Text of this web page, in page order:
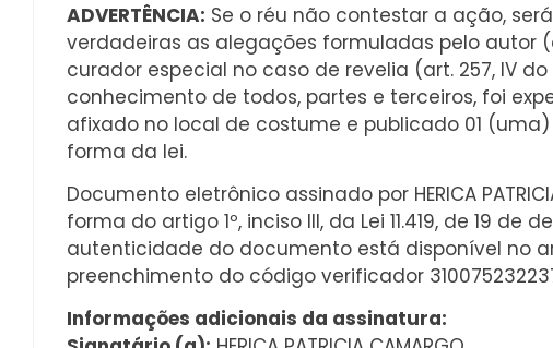
ADVERTÊNCIA: Se o réu não contestar a ação,
verdadeiras as alegações formuladas pelo autor
curador especial no caso de revelia (art. 257, IV
conhecimento de todos, partes e terceiros, foi
afixado no local de costume e publicado 01
forma da lei.
Documento eletrônico assinado por HERICA
forma do artigo 1º, inciso III, da Lei 11.419, de 19
autenticidade do documento está disponível no
preenchimento do código verificador
Informações adicionais da assinatura: